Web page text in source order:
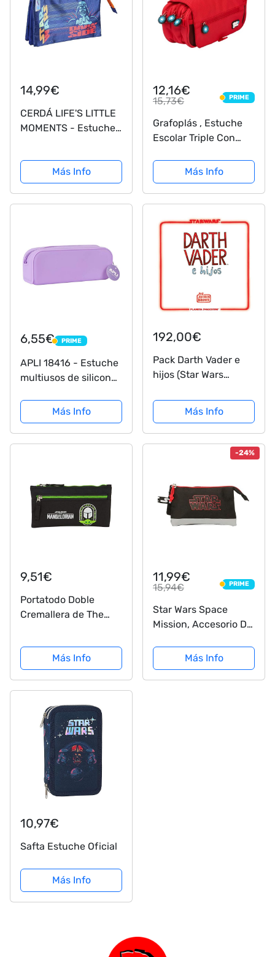
14,99€
CERDÁ LIFE'S LITTLE
MOMENTS - Estuche
Vader Star Wars -
Licencia Oficial de
Disney Studios,
Multicolor, Infantil
Más Info
12,16€
15,73€ PRIME
PRIME
Grafoplás , Estuche
Escolar Triple Con
Rojo, 23x10x10cm
Más Info
6,55€ PRIME
PRIME
APLI 18416 - Estuche
multiusos de silicona
VIOLETA - Estuche
escolar de 185 x 75 x
55 mm
Más Info
192,00€
Pack Darth Vader e
hijos (Star Wars
Más Info
9,51€
Portatodo Doble
Cremallera de The
230x110mm
Más Info
-24%
11,99€
15,94€ PRIME
PRIME
Star Wars Space
Mission, Accesorio De
Negro (Black), Única
Más Info
10,97€
Safta Estuche Oficial
Más Info